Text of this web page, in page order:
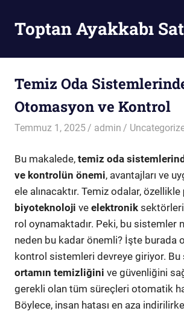
contentToptan Ayakkabı
Temiz Oda
Otomasyon ve Kontrol
Temmuz 1, 2025 admin
Bu makalede, temiz oda
ve kontrolün önemi, avantajları ve
ele alınacaktır. Temiz odalar, özellikle
biyoteknoloji ve elektronik
rol oynamaktadır. Peki, bu sistemler
neden bu kadar önemli? İşte burada
kontrol sistemleri devreye giriyor. Bu
ortamın temizliğini ve güvenliğini
gerekli olan tüm süreçleri otomatik
Böylece, insan hatası en aza